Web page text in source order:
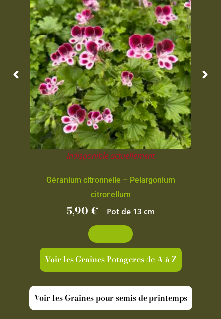
Indisponible actuellement
Géranium citronnelle – Pelargonium
citronellum
5,90€ - Pot de 13 cm
Voir les Graines Potageres de A à Z
Voir les Graines pour semis de printemps